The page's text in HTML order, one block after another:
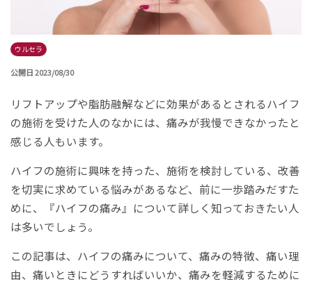
ウルセラ
公開日 2023/08/30
リフトアップや脂肪融解などに効果があるとされるハイフ
の施術を受けた人のなかには、痛みが我慢できなかったと
感じる人もいます。
ハイフの施術に興味を持った、施術を検討している、改善
を切実に求めている悩みがあるなど、前に一歩踏みだすた
めに、『ハイフの痛み』について詳しく知っておきたい人
は多いでしょう。
この記事は、ハイフの痛みについて、痛みの特徴、痛い理
由、痛いときにどうすればいいか、痛みを軽減するために